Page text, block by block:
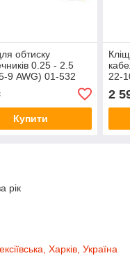
обтиску
0.25 - 2.5
9 AWG) 01-532
Купити
22-
2
рік
Харків, Україна